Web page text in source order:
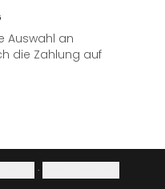
Auswahl an
die Zahlung auf
·